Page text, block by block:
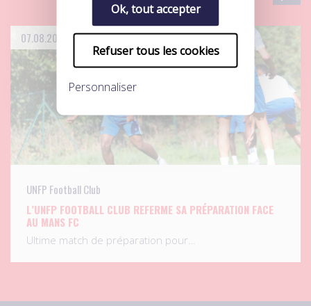
Ok, tout accepter
Refuser tous les cookies
Personnaliser
07.08.2026
UNFP Football Club
L’UNFP FOOTBALL CLUB REFERME SA PRÉPARATION FACE
AU MANS FC
Ultime match de préparation pour…